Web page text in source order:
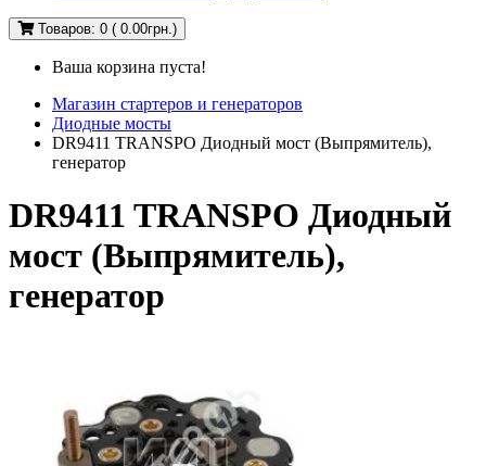
Товаров: 0 ( 0.00грн.)
Ваша корзина пуста!
Магазин стартеров и генераторов
Диодные мосты
DR9411 TRANSPO Диодный мост (Выпрямитель),
генератор
DR9411 TRANSPO Диодный
мост (Выпрямитель),
генератор